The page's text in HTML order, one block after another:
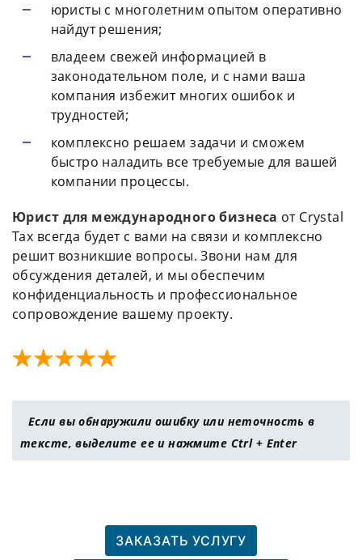
юристы с многолетним опытом оперативно
найдут решения;
владеем свежей информацией в
законодательном поле, и с нами ваша
компания избежит многих ошибок и
трудностей;
комплексно решаем задачи и сможем
быстро наладить все требуемые для вашей
компании процессы.
Юрист для международного бизнеса от Crystal
Tax всегда будет с вами на связи и комплексно
решит возникшие вопросы. Звони нам для
обсуждения деталей, и мы обеспечим
конфиденциальность и профессиональное
сопровождение вашему проекту.
Если вы обнаружили ошибку или неточность в
тексте, выделите ее и нажмите Ctrl + Enter
ЗАКАЗАТЬ УСЛУГУ